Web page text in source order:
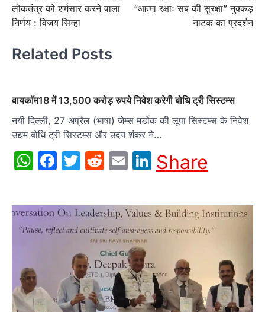
लोकतंत्र को शर्मसार करने वाला
निर्णय : विजय सिन्हा
“आत्मा रक्षाः सब की सुरक्षा” नुक्कड़
नाटक का प्रदर्शन
Related Posts
वायकॉम18 में 13,500 करोड़ रुपये निवेश करेगी बोधि ट्री सिस्टम्स
नयी दिल्ली, 27 अप्रैल (भाषा) जेम्स मर्डोक की लूपा सिस्टम्स के निवेश
उद्यम बोधि ट्री सिस्टम्स और उदय शंकर ने…
WhatsApp
Facebook
Twitter
Reddit
EmailLinkedIn
Share